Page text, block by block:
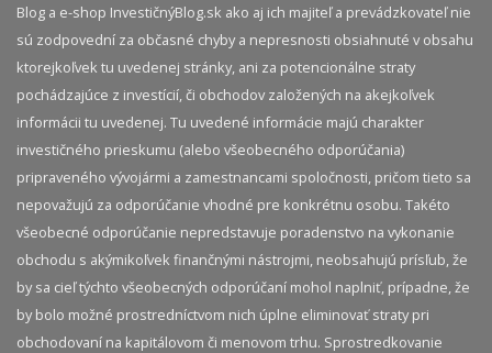
Blog a e-shop InvestičnýBlog.sk ako aj ich majiteľ a prevádzkovateľ nie
sú zodpovední za občasné chyby a nepresnosti obsiahnuté v obsahu
ktorejkoľvek tu uvedenej stránky, ani za potencionálne straty
pochádzajúce z investícií, či obchodov založených na akejkoľvek
informácii tu uvedenej. Tu uvedené informácie majú charakter
investičného prieskumu (alebo všeobecného odporúčania)
pripraveného vývojármi a zamestnancami spoločnosti, pričom tieto sa
nepovažujú za odporúčanie vhodné pre konkrétnu osobu. Takéto
všeobecné odporúčanie nepredstavuje poradenstvo na vykonanie
obchodu s akýmikoľvek finančnými nástrojmi, neobsahujú prísľub, že
by sa cieľ týchto všeobecných odporúčaní mohol naplniť, prípadne, že
by bolo možné prostredníctvom nich úplne eliminovať straty pri
obchodovaní na kapitálovom či menovom trhu. Sprostredkovanie